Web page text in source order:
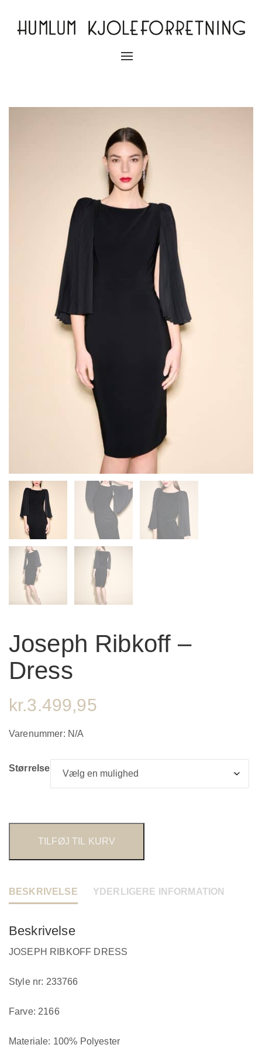
Slå
Joseph Ribkoff –
Dress
kr.3.499,95
Varenummer: N/A
Størrelse
TILFØJ TIL KURV
BESKRIVELSE YDERLIGERE INFORMATION
Beskrivelse
JOSEPH RIBKOFF DRESS
Style nr: 233766
Farve: 2166
Materiale: 100% Polyester